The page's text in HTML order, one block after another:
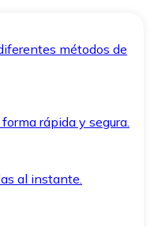
métodos de
rápida y segura.
al instante.